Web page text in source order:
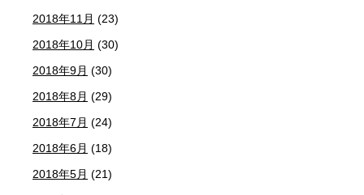
2018年11月 (23)
2018年10月 (30)
2018年9月 (30)
2018年8月 (29)
2018年7月 (24)
2018年6月 (18)
2018年5月 (21)